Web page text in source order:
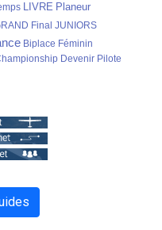
LIVRE Planeur
Final JUNIORS
Biplace Féminin
Devenir Pilote